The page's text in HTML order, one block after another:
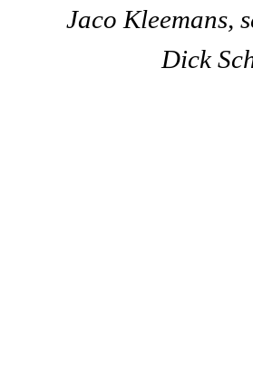
Jaco Kleemans,
Dick